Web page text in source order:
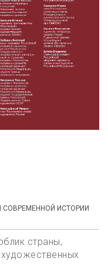
СОВРЕМЕННОЙ ИСТОРИИ
страны,